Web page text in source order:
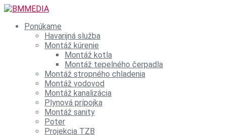
Ponúkame
Havarijná služba
Montáž kúrenie
Montáž kotla
Montáž tepelného čerpadla
Montáž stropného chladenia
Montáž vodovod
Montáž kanalizácia
Plynová prípojka
Montáž sanity
Poter
Projekcia TZB